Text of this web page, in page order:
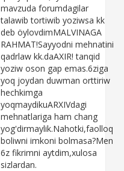
mavzuda forumdagilar
talawib tortiwib yoziwsa kk
deb öylovdimMALVINAGA
RAHMAT!Sayyodni mehnatini
qadrlaw kk.daAXIR! tanqid
yoziw oson gap emas.6ziga
yoq joydan duwman orttiriw
hechkimga
yoqmaydikuARXIVdagi
mehnatlariga ham chang
yog'dirmaylik.Nahotki,faolloq
boliwni imkoni bolmasa?Men
6z fikrimni aytdim,xulosa
sizlardan.